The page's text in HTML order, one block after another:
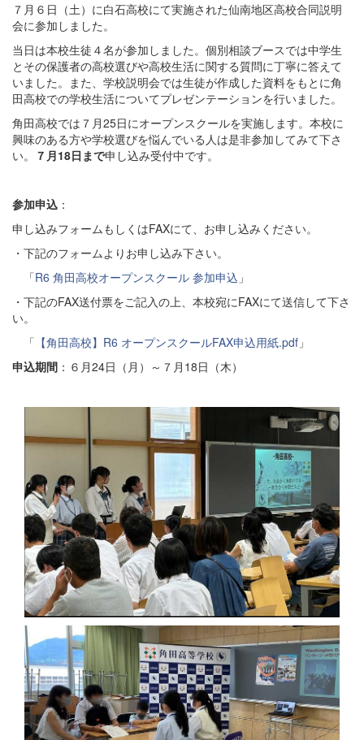
７月６日（土）に白石高校にて実施された仙南地区高校合同説明
会に参加しました。
当日は本校生徒４名が参加しました。個別相談ブースでは中学生
とその保護者の高校選びや高校生活に関する質問に丁寧に答えて
いました。また、学校説明会では生徒が作成した資料をもとに角
田高校での学校生活についてプレゼンテーションを行いました。
角田高校では７月25日にオープンスクールを実施します。本校に
興味のある方や学校選びを悩んでいる人は是非参加してみて下さ
い。 ７月18日まで申し込み受付中です。
参加申込 ：
申し込みフォームもしくはFAXにて、お申し込みください。
・下記のフォームよりお申し込み下さい。
「R6 角田高校オープンスクール 参加申込 」
・下記のFAX送付票をご記入の上、本校宛にFAXにて送信して下さ
い。
「 【角田高校】R6 オープンスクールFAX申込用紙.pdf 」
申込期間 ：６月24日（月）～７月18日（木）